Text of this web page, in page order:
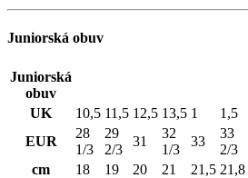
Juniorská obuv
Juniorská
obuv
UK
10,5 11,5 12,5 13,5 1 1,5
EUR
28
1/3
29
2/3
31
32
1/3
33
33
2/3
cm
18 19 20 21 21,5 21,8